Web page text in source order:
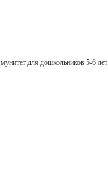
для дошкольников 5-6 лет